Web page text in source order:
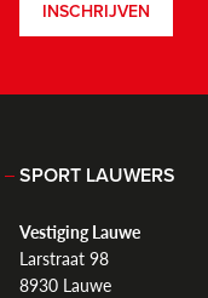
INSCHRIJVEN
SPORT LAUWERS
Vestiging Lauwe
Larstraat 98
8930 Lauwe